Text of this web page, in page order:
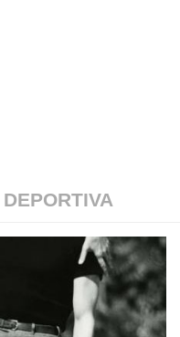
DEPORTIVA